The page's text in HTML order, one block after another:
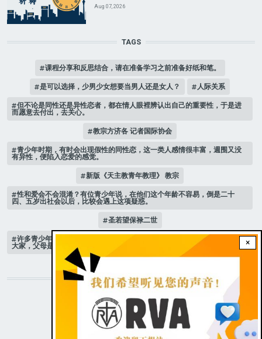
×
Aug 07, 2026
TAGS
课程分享和反思结合，请在准备学习之前准备好纸和笔。
是可以选择，少男少女想要当男人还是女人？ 人际关系
但不论是同性还是异性恋者，都在情人眼裡辨认出自己的重要性，于是进
而愿意去付出，去关心。
教宗方济各 记者国际协会
青少年时期，有时会出现假性的同性恋，这一类人感情很丰富，週围又没
有异性，便陷入恋爱的感觉。
新版《天主教青年教理》 教宗
性和爱会不会混淆？有位青少年说，在他们这个年龄不容易，倒是二十
四、五岁出社会以后，比较会遇上这项疑惑。
圣若望保禄二世
许多青少年，抱怨自己的父母无法沟通，有一位高中女孩以亲身经历建议
大家，父母是自己最亲的人，不能逃离
STAY CONNECTED WITH US!